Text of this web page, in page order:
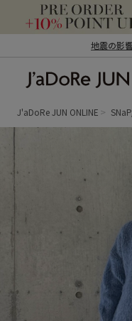
地震の影
ン オンライン）
J'aDoRe JUN ONLINE